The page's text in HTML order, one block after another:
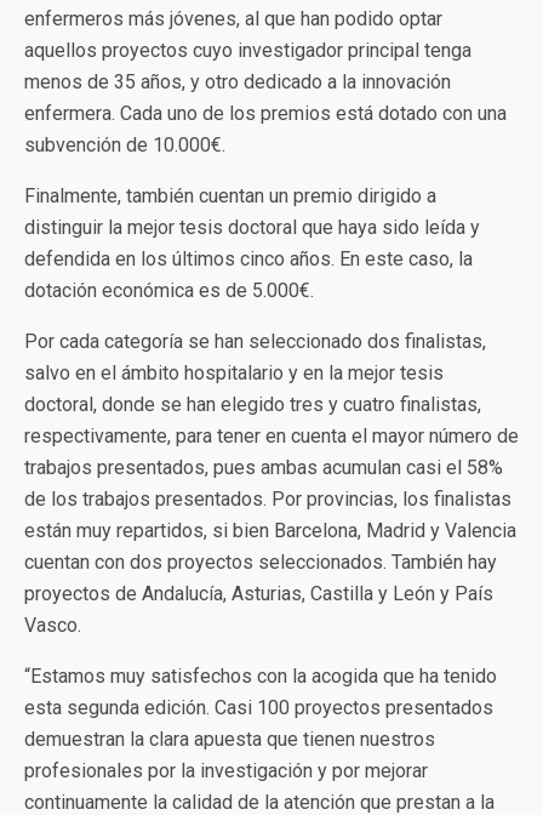
enfermeros más jóvenes, al que han podido optar
aquellos proyectos cuyo investigador principal tenga
menos de 35 años, y otro dedicado a la innovación
enfermera. Cada uno de los premios está dotado con una
subvención de 10.000€.
Finalmente, también cuentan un premio dirigido a
distinguir la mejor tesis doctoral que haya sido leída y
defendida en los últimos cinco años. En este caso, la
dotación económica es de 5.000€.
Por cada categoría se han seleccionado dos finalistas,
salvo en el ámbito hospitalario y en la mejor tesis
doctoral, donde se han elegido tres y cuatro finalistas,
respectivamente, para tener en cuenta el mayor número de
trabajos presentados, pues ambas acumulan casi el 58%
de los trabajos presentados. Por provincias, los finalistas
están muy repartidos, si bien Barcelona, Madrid y Valencia
cuentan con dos proyectos seleccionados. También hay
proyectos de Andalucía, Asturias, Castilla y León y País
Vasco.
“Estamos muy satisfechos con la acogida que ha tenido
esta segunda edición. Casi 100 proyectos presentados
demuestran la clara apuesta que tienen nuestros
profesionales por la investigación y por mejorar
continuamente la calidad de la atención que prestan a la